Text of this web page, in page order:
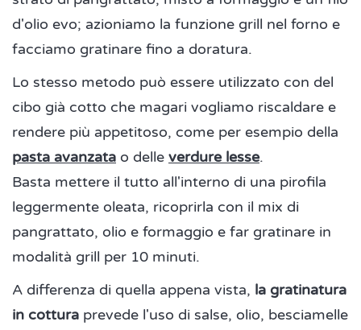
d'olio evo; azioniamo la funzione grill nel forno e
facciamo gratinare fino a doratura.
Lo stesso metodo può essere utilizzato con del
cibo già cotto che magari vogliamo riscaldare e
rendere più appetitoso, come per esempio della
pasta avanzata o delle verdure lesse.
Basta mettere il tutto all'interno di una pirofila
leggermente oleata, ricoprirla con il mix di
pangrattato, olio e formaggio e far gratinare in
modalità grill per 10 minuti.
A differenza di quella appena vista, la gratinatura
in cottura prevede l'uso di salse, olio, besciamelle